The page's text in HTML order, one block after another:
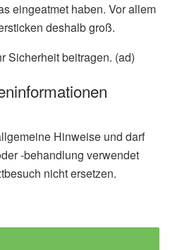
eingeatmet haben. Vor allem
deshalb groß.
Sicherheit beitragen. (ad)
Hinweise und darf
-behandlung verwendet
nicht ersetzen.